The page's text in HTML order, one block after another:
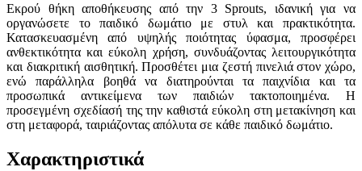
Εκρού θήκη αποθήκευσης από την 3 Sprouts, ιδανική για να
οργανώσετε το παιδικό δωμάτιο με στυλ και πρακτικότητα.
Κατασκευασμένη από υψηλής ποιότητας ύφασμα, προσφέρει
ανθεκτικότητα και εύκολη χρήση, συνδυάζοντας λειτουργικότητα
και διακριτική αισθητική. Προσθέτει μια ζεστή πινελιά στον χώρο,
ενώ παράλληλα βοηθά να διατηρούνται τα παιχνίδια και τα
προσωπικά αντικείμενα των παιδιών τακτοποιημένα. Η
προσεγμένη σχεδίασή της την καθιστά εύκολη στη μετακίνηση και
στη μεταφορά, ταιριάζοντας απόλυτα σε κάθε παιδικό δωμάτιο.
Χαρακτηριστικά